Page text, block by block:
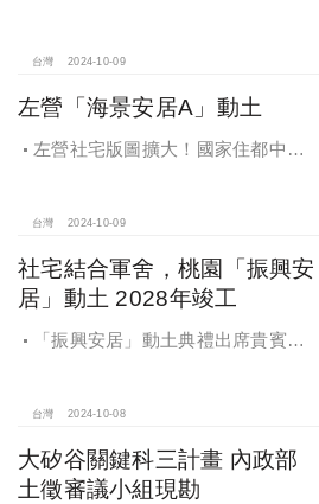
台灣 2024-10-09
左營「海景安居A」動土
左營社宅版圖擴大！國家住都中心
台灣 2024-10-09
社宅結合軍舍，桃園「振興安
居」動土 2028年竣工
「振興安居」動土典禮出席貴賓有
財政部國有財產署曾國基署長、桃園
市都市發展局江南志局長等各方嘉
賓，祈求工程順利進行。
台灣 2024-10-08
大矽谷關鍵科三計畫 內政部
土徵審議小組現勘